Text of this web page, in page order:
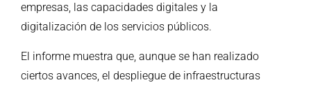
empresas, las capacidades digitales y la
digitalización de los servicios públicos.
El informe muestra que, aunque se han realizado
ciertos avances, el despliegue de infraestructuras